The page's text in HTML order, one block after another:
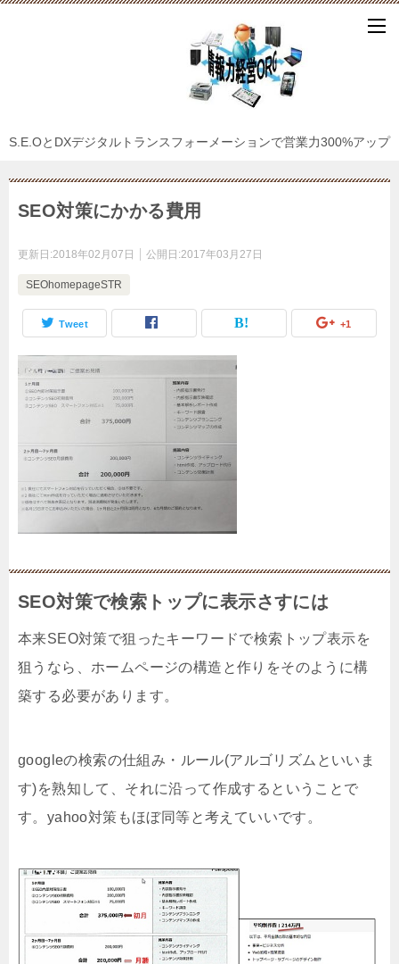
S.E.OとDXデジタルトランスフォーメーションで営業力300%アップ
SEO対策にかかる費用
更新日:2018年02月07日 公開日:2017年03月27日
SEOhomepageSTR
Tweet +1
SEO対策で検索トップに表示さすには
本来SEO対策で狙ったキーワードで検索トップ表示を
狙うなら、ホームページの構造と作りをそのように構
築する必要があります。
googleの検索の仕組み・ルール(アルゴリズムといいま
す)を熟知して、それに沿って作成するということで
す。yahoo対策もほぼ同等と考えていいです。